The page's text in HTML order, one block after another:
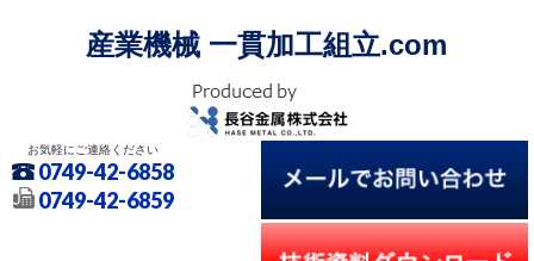
産業機械 一貫加工組立.com
お気軽にご連絡ください
0749-42-6858
0749-42-6859